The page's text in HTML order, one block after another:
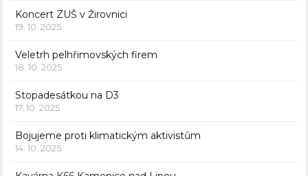
Koncert ZUŠ v Žirovnici
19. 10. 2025
Veletrh pelhřimovských firem
18. 10. 2025
Stopadesátkou na D3
17. 10. 2025
Bojujeme proti klimatickým aktivistům
14. 10. 2025